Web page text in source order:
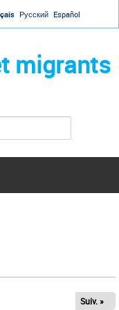
Русский Español
migrants
Suiv. »